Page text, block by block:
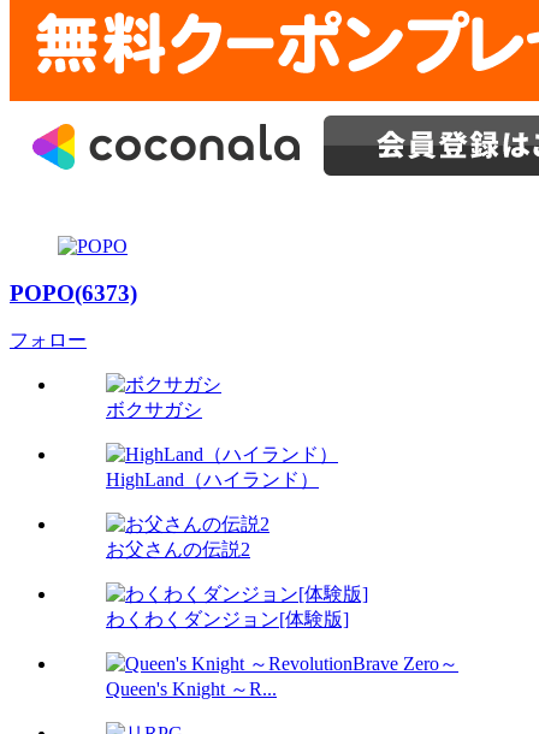
POPO(6373)
フォロー
ボクサガシ
HighLand（ハイランド）
お父さんの伝説2
わくわくダンジョン[体験版]
Queen's Knight ～R...